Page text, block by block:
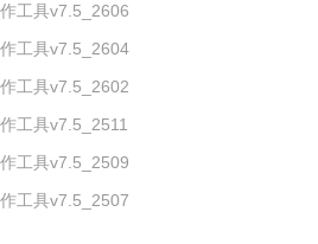
工具v7.5_2606
工具v7.5_2604
工具v7.5_2602
工具v7.5_2511
工具v7.5_2509
工具v7.5_2507